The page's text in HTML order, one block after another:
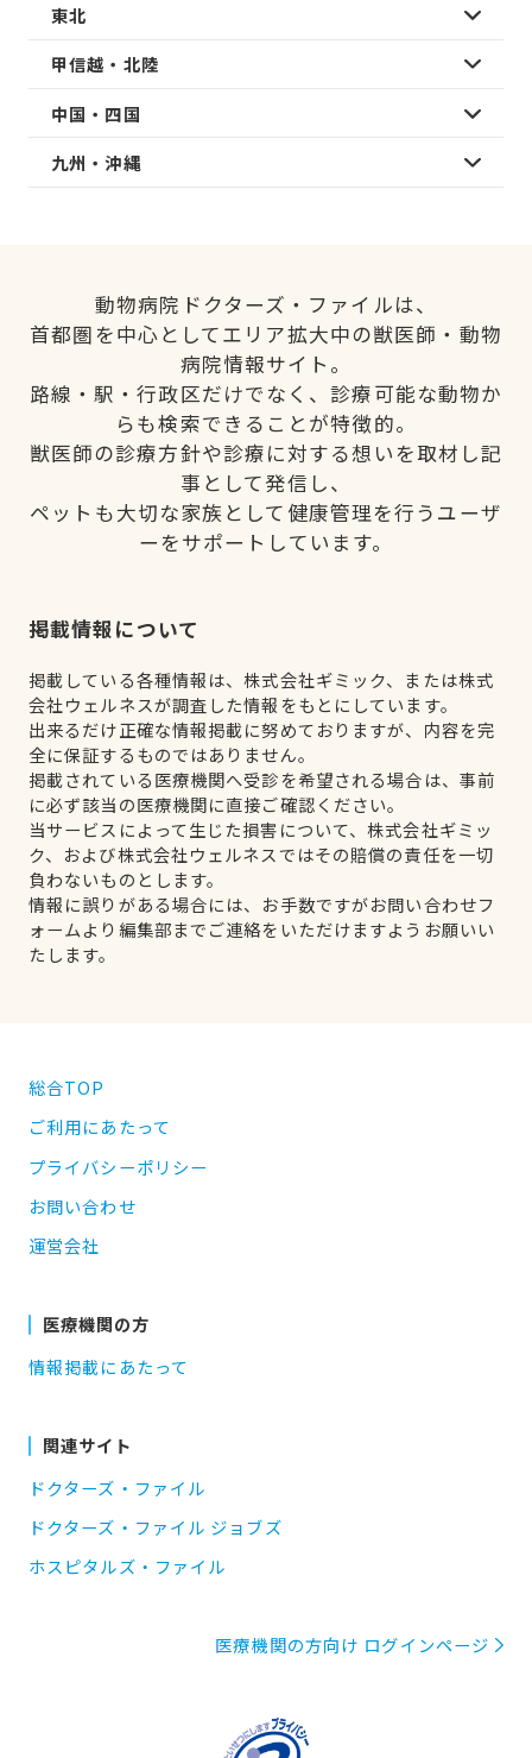
東北
甲信越・北陸
中国・四国
九州・沖縄
動物病院ドクターズ・ファイルは、
首都圏を中心としてエリア拡大中の獣医師・動物
病院情報サイト。
路線・駅・行政区だけでなく、診療可能な動物か
らも検索できることが特徴的。
獣医師の診療方針や診療に対する想いを取材し記
事として発信し、
ペットも大切な家族として健康管理を行うユーザ
ーをサポートしています。
掲載情報について
掲載している各種情報は、株式会社ギミック、または株式
会社ウェルネスが調査した情報をもとにしています。
出来るだけ正確な情報掲載に努めておりますが、内容を完
全に保証するものではありません。
掲載されている医療機関へ受診を希望される場合は、事前
に必ず該当の医療機関に直接ご確認ください。
当サービスによって生じた損害について、株式会社ギミッ
ク、および株式会社ウェルネスではその賠償の責任を一切
負わないものとします。
情報に誤りがある場合には、お手数ですがお問い合わせフ
ォームより編集部までご連絡をいただけますようお願いい
たします。
総合TOP
ご利用にあたって
プライバシーポリシー
お問い合わせ
運営会社
医療機関の方
情報掲載にあたって
関連サイト
ドクターズ・ファイル
ドクターズ・ファイル ジョブズ
ホスピタルズ・ファイル
医療機関の方向け ログインページ